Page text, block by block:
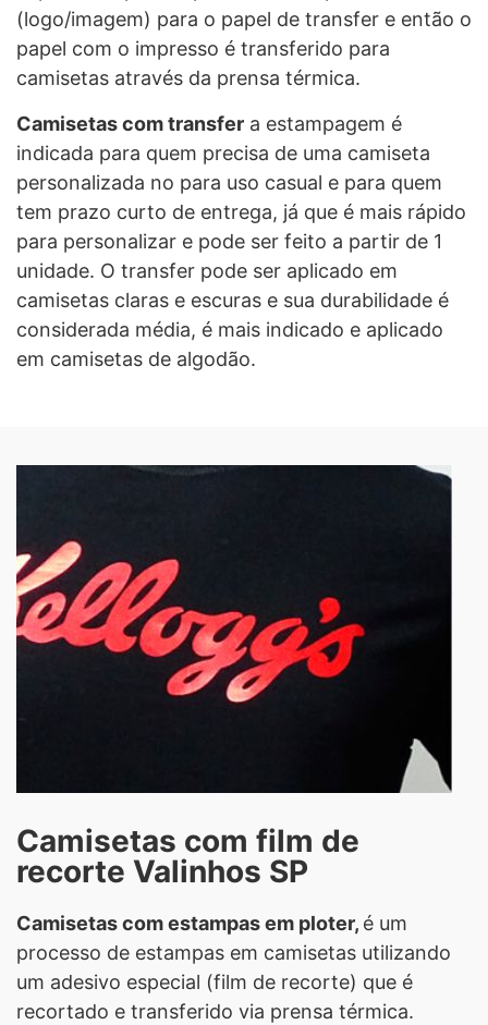
(logo/imagem) para o papel de transfer e então o
papel com o impresso é transferido para
camisetas através da prensa térmica.
Camisetas com transfer a estampagem é
indicada para quem precisa de uma camiseta
personalizada no para uso casual e para quem
tem prazo curto de entrega, já que é mais rápido
para personalizar e pode ser feito a partir de 1
unidade. O transfer pode ser aplicado em
camisetas claras e escuras e sua durabilidade é
considerada média, é mais indicado e aplicado
em camisetas de algodão.
Camisetas com film de
recorte Valinhos SP
Camisetas com estampas em ploter, é um
processo de estampas em camisetas utilizando
um adesivo especial (film de recorte) que é
recortado e transferido via prensa térmica.